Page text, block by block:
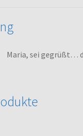
Maria, sei gegrüßt…